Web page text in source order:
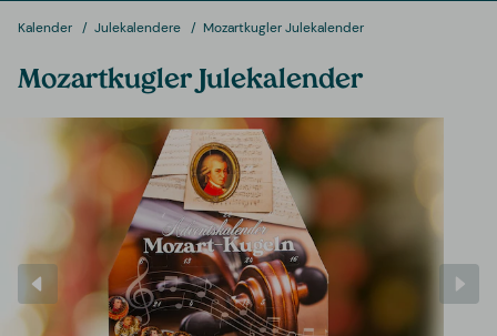
Kalender Julekalendere Mozartkugler Julekalender
Mozartkugler Julekalender